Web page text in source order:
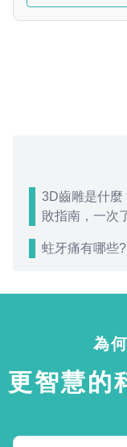
3D齒雕是什麼
敗指南，一次
蛀牙痛有哪些
為
更智慧的